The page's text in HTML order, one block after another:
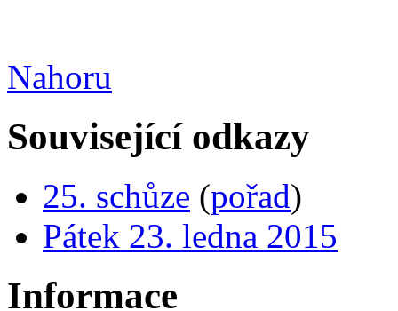
Nahoru
Související odkazy
25. schůze (pořad)
Pátek 23. ledna 2015
Informace